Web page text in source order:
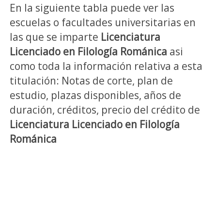
En la siguiente tabla puede ver las
escuelas o facultades universitarias en
las que se imparte Licenciatura
Licenciado en Filología Románica asi
como toda la información relativa a esta
titulación: Notas de corte, plan de
estudio, plazas disponibles, años de
duración, créditos, precio del crédito de
Licenciatura Licenciado en Filología
Románica